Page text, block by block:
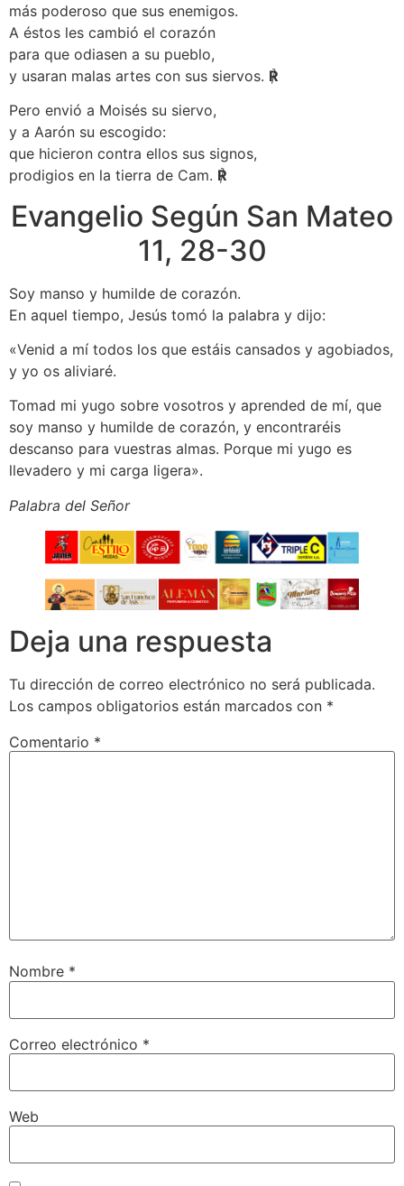
más poderoso que sus enemigos.
A éstos les cambió el corazón
para que odiasen a su pueblo,
y usaran malas artes con sus siervos. ℟
Pero envió a Moisés su siervo,
y a Aarón su escogido:
que hicieron contra ellos sus signos,
prodigios en la tierra de Cam. ℟
Evangelio Según San Mateo
11, 28-30
Soy manso y humilde de corazón.
En aquel tiempo, Jesús tomó la palabra y dijo:
«Venid a mí todos los que estáis cansados y agobiados,
y yo os aliviaré.
Tomad mi yugo sobre vosotros y aprended de mí, que
soy manso y humilde de corazón, y encontraréis
descanso para vuestras almas. Porque mi yugo es
llevadero y mi carga ligera».
Palabra del Señor
Deja una respuesta
Tu dirección de correo electrónico no será publicada.
Los campos obligatorios están marcados con *
Comentario *
Nombre *
Correo electrónico *
Web